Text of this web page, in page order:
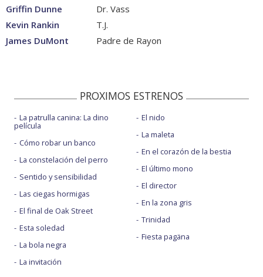
Griffin Dunne
Dr. Vass
Kevin Rankin
T.J.
James DuMont
Padre de Rayon
PROXIMOS ESTRENOS
La patrulla canina: La dino
película
Cómo robar un banco
La constelación del perro
Sentido y sensibilidad
Las ciegas hormigas
El final de Oak Street
Esta soledad
La bola negra
La invitación
El nido
La maleta
En el corazón de la bestia
El último mono
El director
En la zona gris
Trinidad
Fiesta pagäna